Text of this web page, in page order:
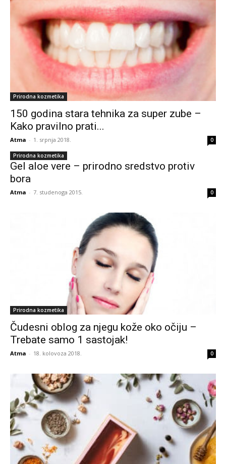
Prirodna kozmetika
150 godina stara tehnika za super zube –
Kako pravilno prati...
Atma - 1. srpnja 2018. 0
Prirodna kozmetika
Gel aloe vere – prirodno sredstvo protiv
bora
Atma - 7. studenoga 2015. 0
Prirodna kozmetika
Čudesni oblog za njegu kože oko očiju –
Trebate samo 1 sastojak!
Atma - 18. kolovoza 2018. 0